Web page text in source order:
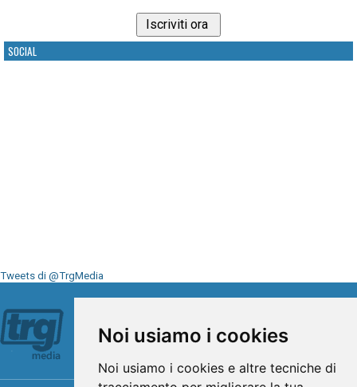
Noi usiamo i cookies
Noi usiamo i cookies e altre tecniche di
SOCIAL
Tweets di @TrgMedia